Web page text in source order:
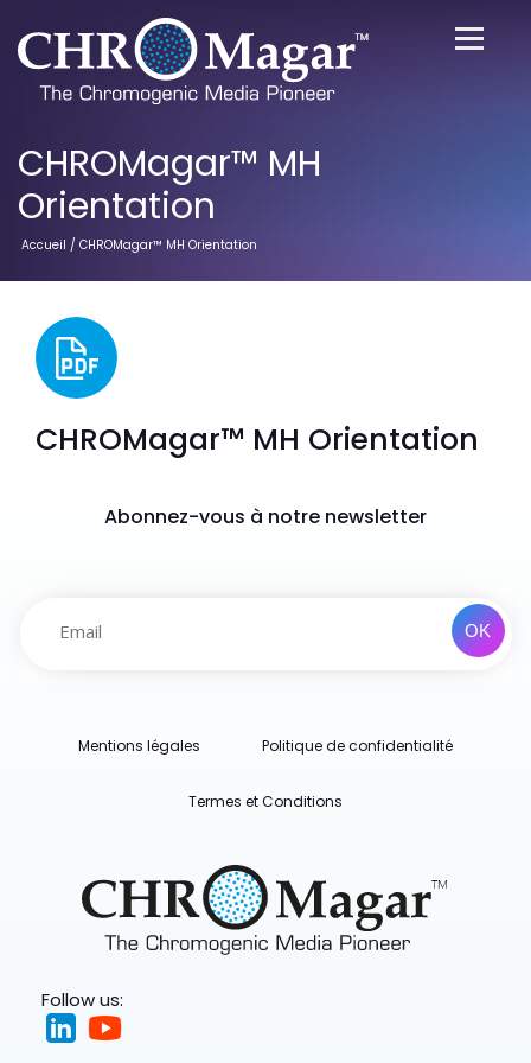
CHROMagar™ MH
Orientation
Accueil / CHROMagar™ MH Orientation
CHROMagar™ MH Orientation
Abonnez-vous à notre newsletter
Mentions légales Politique de confidentialité
Termes et Conditions
Follow us: